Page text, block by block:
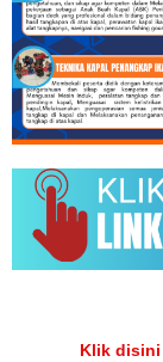
Klik disini